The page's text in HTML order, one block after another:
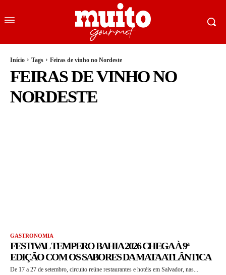
Início Tags Feiras de vinho no Nordeste
FEIRAS DE VINHO NO
NORDESTE
GASTRONOMIA
FESTIVAL TEMPERO BAHIA 2026 CHEGA À 9ª
EDIÇÃO COM OS SABORES DA MATA ATLÂNTICA
De 17 a 27 de setembro, circuito reúne restaurantes e hotéis em Salvador, nas...